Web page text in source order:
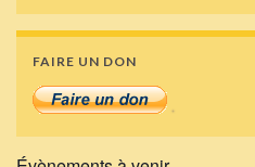
FAIRE UN DON